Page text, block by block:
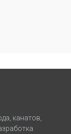
канатов,